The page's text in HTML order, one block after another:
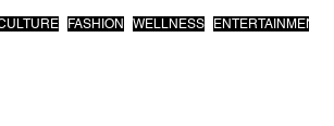
FASHION WELLNESS ENTERTAINMENT